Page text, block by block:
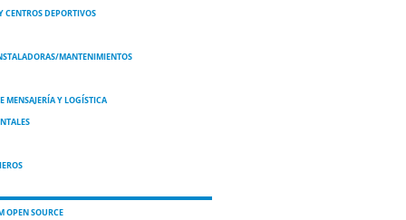
CENTROS DEPORTIVOS
MANTENIMIENTOS
MENSAJERÍA Y LOGÍSTICA
OPEN SOURCE